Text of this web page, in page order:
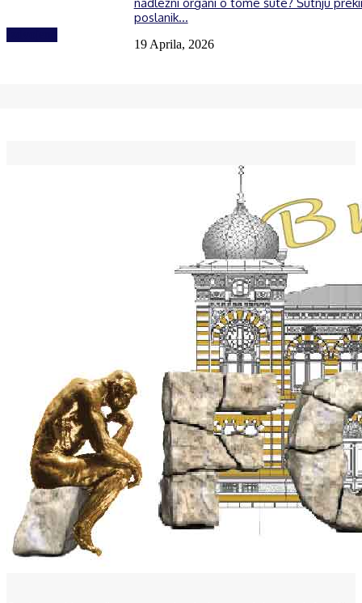
nadležni organi o tome šute? Šutnju
poslanik...
19 Aprila, 2026